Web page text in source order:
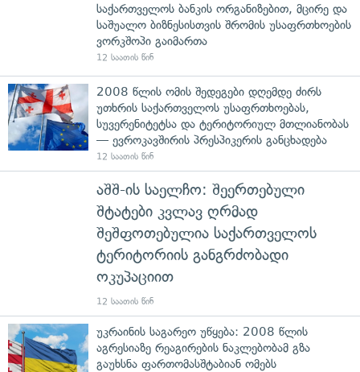
საქართველოს ბანკის ორგანიზებით, მცირე და
საშუალო ბიზნესისთვის შრომის უსაფრთხოების
ვორკშოპი გაიმართა
12 საათის წინ
2008 წლის ომის შედეგები დღემდე ძირს
უთხრის საქართველოს უსაფრთხოებას,
სუვერენიტეტსა და ტერიტორიულ მთლიანობას
— ევროკავშირის პრესპიკერის განცხადება
12 საათის წინ
აშშ-ის საელჩო: შეერთებული
შტატები კვლავ ღრმად
შეშფოთებულია საქართველოს
ტერიტორიის განგრძობადი
ოკუპაციით
12 საათის წინ
უკრაინის საგარეო უწყება: 2008 წლის
აგრესიაზე რეაგირების ნაკლებობამ გზა
გაუხსნა ფართომასშტაბიან ომებს